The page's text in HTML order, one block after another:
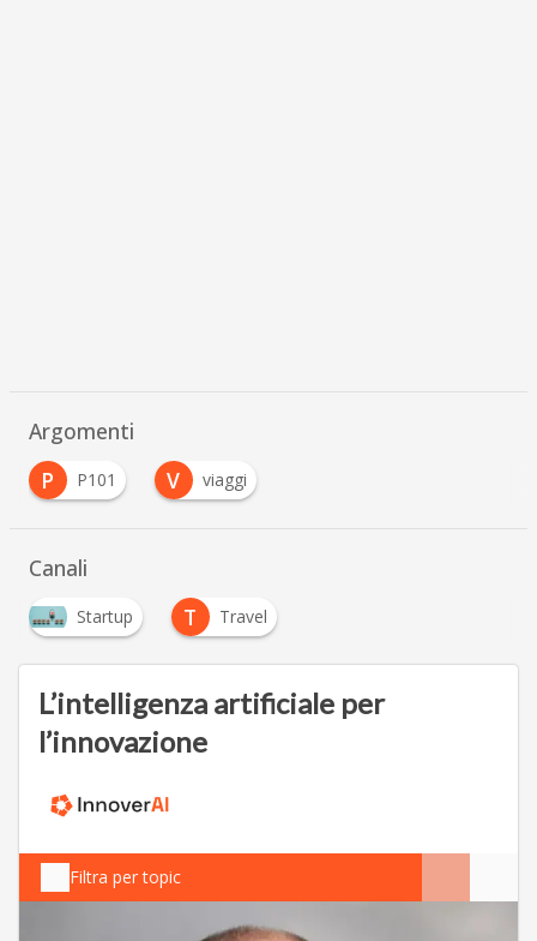
Argomenti
P
P101 V viaggi
Canali
Startup T Travel
L’intelligenza artificiale per
l’innovazione
Filtra per topic